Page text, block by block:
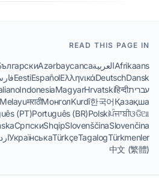
READ THIS PAGE IN
AfrikaansالعربيةAzərbaycanca
Dansk
Deutsch
Ελληνικά
Español
Eesti
עבריתहिन्दी
Hrvatski
Magyar
Indonesia
Қазақша
한국어
Kurdî
Монгол
मराठी
ଓଡିଆ
ਪੰਜਾਬੀ
Polski
Português (BR)
(PT)
Slovenčina
Slovenščina
Shqip
Српски
Türkmenler
Tagalog
Türkçe
Українська
中文 (繁體)